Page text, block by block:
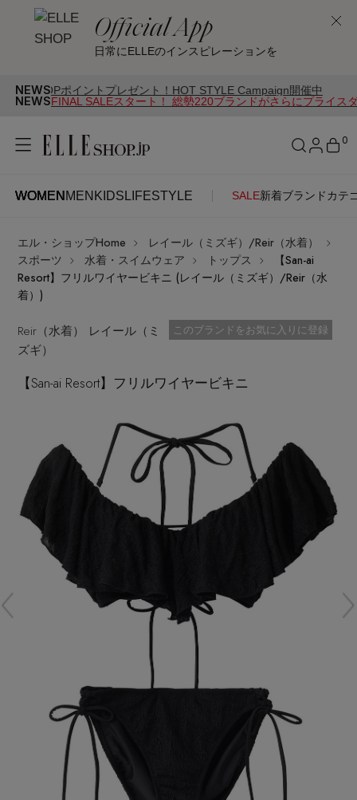
Official App
日常にELLEのインスピレーションを
NEWS
イントプレゼント！HOT STYLE Campaign開催中
NEWSFINAL SALEスタート！ 総勢220ブランドがさらにプライス
WOMEN MEN KIDS LIFESTYLE SALE新着ブランド カテ
0
WOMENMENKIDSLIFESTYLE
ITEMS
ブランド
最旬！トレンドワード
【予約】新作ウェアをチェック
【Tシャツ】デイリーに活躍
【日傘】完全遮光・軽量傘
【サンダル】ビーサンの季節！
【リネン】涼しい夏素材
アイテム一覧
CATEGORY
ログイン
はじめてご利用の方
メールマガジン登録
最新トレンドや限定アイテム、セール情報を
いち早くお届けします。
ご登録はこちら
SUPPORT
エル・ショップについて
お知らせ
SEE RESULTS
エル・ショップHome
レイール（ミズギ）/Reir（水着）
スポーツ
水着・スイムウェア トップス
【San-ai
Resort】フリルワイヤービキニ (レイール（ミズギ）/Reir（水
着）)
Reir（水着） レイール（ミ
ズギ）
お気に入り済
このブランドをお気に入りに登録
【San-ai Resort】フリルワイヤービキニ